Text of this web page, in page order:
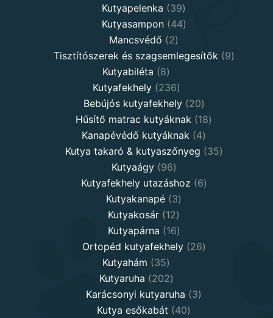
Kutyapelenka 3939
products
Kutyasampon 4444
Mancsvédő 22
products
Tisztítószerek és szagsemlegesítők 99
Kutyabiléta 88
products
Kutyafekhely 236236
products
Bebújós kutyafekhely 2020
products
Hűsítő matrac kutyáknak 1818
Kanapévédő kutyáknak 44
products
Kutya takaró & kutyaszőnyeg 3535
Kutyaágy 9696
products
Kutyafekhely utazáshoz 66
Kutyakanapé 33
products
Kutyakosár 1212
products
Kutyapárna 1616
products
Ortopéd kutyafekhely 2626
Kutyahám 3535
products
Kutyaruha 202202
products
Karácsonyi kutyaruha 33
Kutya esőkabát 4040